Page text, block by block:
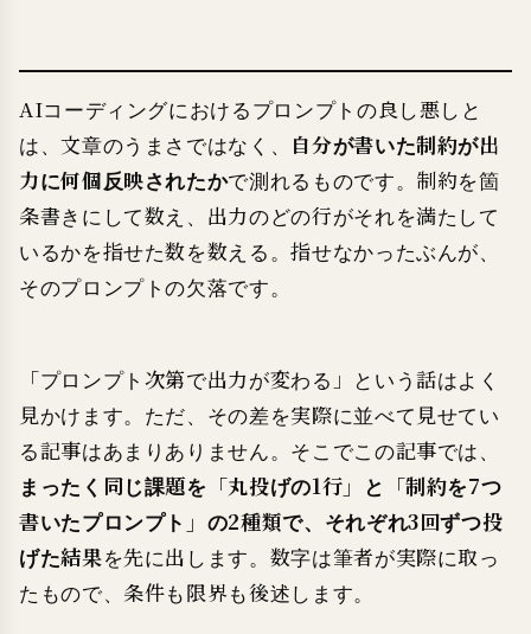
AIコーディングにおけるプロンプトの良し悪しと
は、文章のうまさではなく、
自分が書いた制約が出
力に何個反映されたかで測れるものです。制約を箇
条書きにして数え、出力のどの行がそれを満たして
いるかを指せた数を数える。指せなかったぶんが、
そのプロンプトの欠落です。
「プロンプト次第で出力が変わる」という話はよく
見かけます。ただ、その差を実際に並べて見せてい
る記事はあまりありません。そこでこの記事では、
まったく同じ課題を「丸投げの1行」と「制約を7つ
書いたプロンプト」の2種類で、それぞれ3回ずつ投
げた結果を先に出します。数字は筆者が実際に取っ
たもので、条件も限界も後述します。